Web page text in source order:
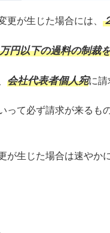
更が生じた場合には、
円以下の過料の制裁
会社代表者個人宛に請
って必ず請求が来る
が生じた場合は速や